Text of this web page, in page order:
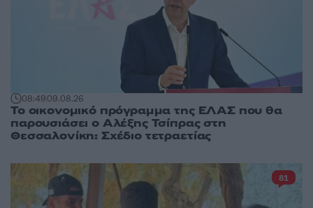
08:4909.08.26
Το οικονομικό πρόγραμμα της ΕΛΑΣ που θα
παρουσιάσει ο Αλέξης Τσίπρας στη
Θεσσαλονίκη: Σχέδιο τετραετίας
81